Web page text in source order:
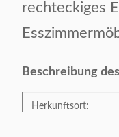
rechteckiges
Beschreibung
Herkunftsort: